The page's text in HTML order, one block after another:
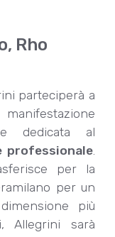
Rho
parteciperà a
dedicata al
professionale
per la
per un
più
Allegrini sarà